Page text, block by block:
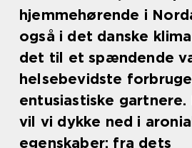
hjemmehørende i
også i det danske
det til et spændende
helsebevidste
entusiastiske
vil vi dykke ned i
egenskaber: fra dets